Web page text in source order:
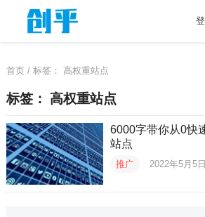
首页/ 标签： 高权重站点
标签： 高权重站点
6000字带你从0快
站点
推广 2022年5月5日